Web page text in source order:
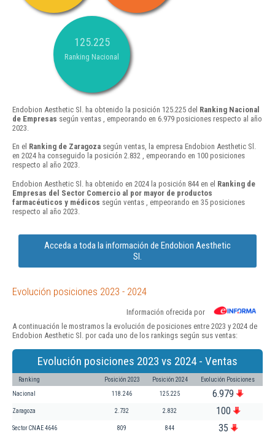
125.225
Ranking Nacional
Endobion Aesthetic Sl. ha obtenido la posición 125.225 del Ranking Nacional
de Empresas según ventas , empeorando en 6.979 posiciones respecto al año
2023.
En el Ranking de Zaragoza según ventas, la empresa Endobion Aesthetic Sl.
en 2024 ha conseguido la posición 2.832 , empeorando en 100 posiciones
respecto al año 2023.
Endobion Aesthetic Sl. ha obtenido en 2024 la posición 844 en el Ranking de
Empresas del Sector Comercio al por mayor de productos
farmacéuticos y médicos según ventas , empeorando en 35 posiciones
respecto al año 2023.
Acceda a toda la información de Endobion Aesthetic
Sl.
Evolución posiciones 2023 - 2024
Información ofrecida por
A continuación le mostramos la evolución de posiciones entre 2023 y 2024 de
Endobion Aesthetic Sl. por cada uno de los rankings según sus ventas:
Evolución posiciones 2023 vs 2024 - Ventas
Ranking Posición 2023 Posición 2024 Evolución Posiciones
Nacional 118.246 125.225 6.979
Zaragoza 2.732 2.832 100
Sector CNAE 4646 809 844 35